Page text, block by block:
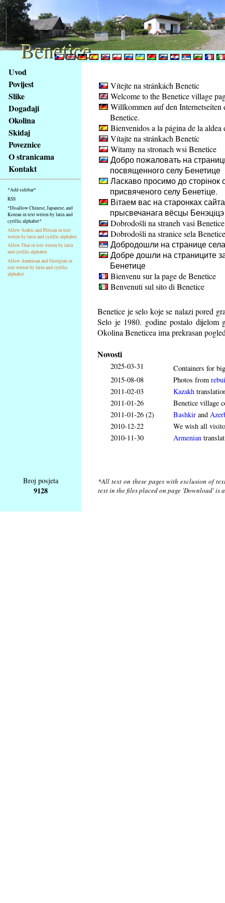
obsah
stránky
Klávesové
zkratky
tomto
webu
základní
Hlavní
strana
Uvod
Povijest
Slike
Događaji
Okolina
Skidaj
Poveznice
O stranicama
Kontakt
*Add sidebar*
RSS
*Disallow Chinese, Japanese, and
Korean in text writen by latin and
cyrillic alphabet*
Allow Arabic and Persian in text
writen by latin and cyrillic alphabet
Allow Thai in text writen by latin
and cyrillic alphabet
Allow Armenian and Georgian in
text writen by latin and cyrillic
alphabet
Vítejte na stránkách Benetic
Welcome to the Benetice village
Willkommen auf den Internetseiten
Benetice.
Bienvenidos a la página de la aldea
Vítajte na stránkach Benetíc
Witamy na stronach wsi Benetice
Добро пожаловать на
посвященного селу Бенетице
Ласкаво просимо до сторінок
присвяченого селу Бенетiце.
Вiтаем вас на старонках
прысвечанага вёсцы Бенэцiцэ
Dobrodošli na straneh vasi Benetice
Dobrodošli na stranice sela Benetice
Добродошли на странице
Добре дошли на страниците
Бенетице
Bienvenu sur la page de Benetice
Benvenuti sul sito di Benetice
Benetice je selo koje se nalazi pored
Selo je 1980. godine postalo dijelom
Okolina Beneticea ima prekrasan
Novosti
2025-03-31
Containers for
2015-08-08
Photos from
2011-02-03
Kazakh
2011-01-26
Benetice village
2011-01-26 (2)
Bashkir and
2010-12-22
We wish all
2010-11-30
Armenian
Broj posjeta
9128
*All text on these pages with exclusion of
text in the files placed on page 'Download'
Benetice
Benetice